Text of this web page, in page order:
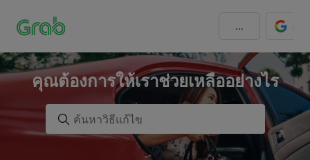
คุณต้องการให้เราช่วยเหลืออย่างไร